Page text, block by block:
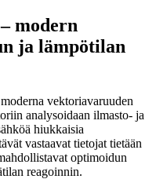
modern
ja lämpötilan
vektoriavaruuden
analysoidaan ilmasto- ja
hiukkaisia
vastaavat tietojat tietään
optimoidun
reagoinnin.